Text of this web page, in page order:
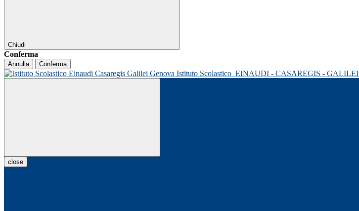
Chiudi
Conferma
Annulla Conferma
Istituto Scolastico EINAUDI - CASAREGIS - GALILEI
close